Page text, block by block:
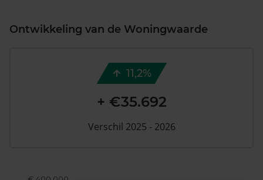
Ontwikkeling van de Woningwaarde
11,2%
+ €35.692
Verschil 2025 - 2026